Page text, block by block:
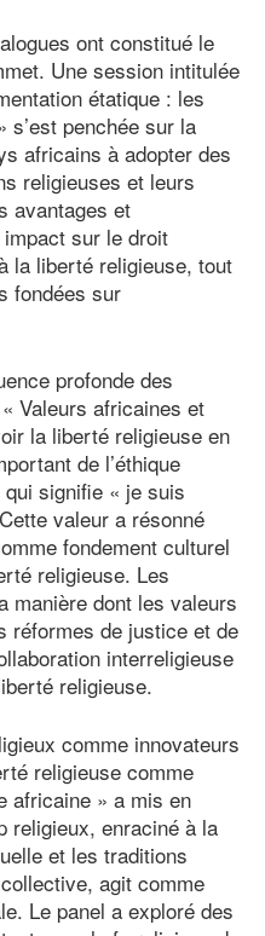
ont constitué le
Une session intitulée
étatique : les
s’est penchée sur la
africains à adopter des
religieuses et leurs
avantages et
sur le droit
la liberté religieuse, tout
fondées sur
profonde des
Valeurs africaines et
la liberté religieuse en
de l’éthique
qui signifie « je suis
valeur a résonné
fondement culturel
religieuse. Les
manière dont les valeurs
réformes de justice et de
interreligieuse
religieuse.
comme innovateurs
religieuse comme
africaine » a mis en
religieux, enraciné à la
et les traditions
agit comme
Le panel a exploré des